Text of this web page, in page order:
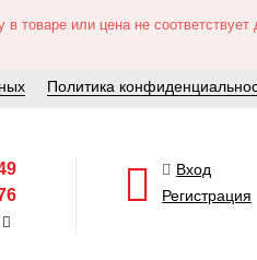
или цена не соответствует
Политика
Вход
Регистрация